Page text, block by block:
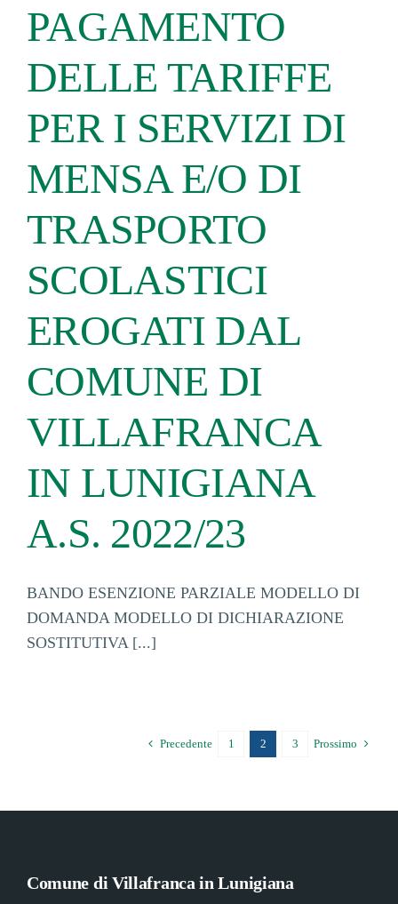
PAGAMENTO
DELLE TARIFFE
PER I SERVIZI DI
MENSA E/O DI
TRASPORTO
SCOLASTICI
EROGATI DAL
COMUNE DI
VILLAFRANCA
IN LUNIGIANA
A.S. 2022/23
BANDO ESENZIONE PARZIALE MODELLO DI
DOMANDA MODELLO DI DICHIARAZIONE
SOSTITUTIVA [...]
Precedente 1 2 3 Prossimo
Comune di Villafranca in Lunigiana